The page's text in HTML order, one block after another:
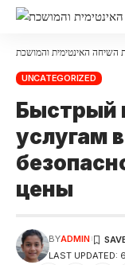
השיחה האינטימית והמושכת
UNCATEGORIZED
Быстрый
услугам
цены
LAST
BYADMIN